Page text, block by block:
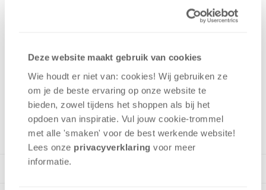
Deze website maakt gebruik van cookies
Wie houdt er niet van: cookies! Wij gebruiken ze
om je de beste ervaring op onze website te
bieden, zowel tijdens het shoppen als bij het
opdoen van inspiratie. Vul jouw cookie-trommel
met alle 'smaken' voor de best werkende website​!
Lees onze privacyverklaring voor meer
informatie.
te bewaren, projecten die verschillende vaardigheden
Geluk
Tactiek
2 - 4 spelers +/- 30 v.a. 12 jaar